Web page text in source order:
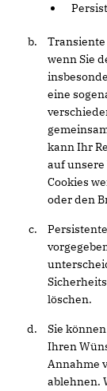
wenn Sie
eine
kann Ihr
auf unsere
Cookies
oder den
löschen.
Sie
Ihren
Annahme
ablehnen.